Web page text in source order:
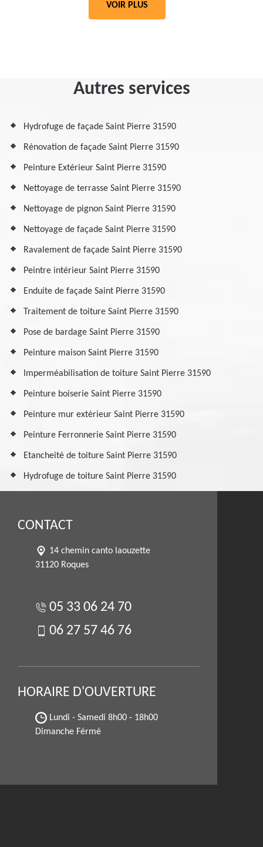
VOIR PLUS
Autres services
Hydrofuge de façade Saint Pierre 31590
Rénovation de façade Saint Pierre 31590
Peinture Extérieur Saint Pierre 31590
Nettoyage de terrasse Saint Pierre 31590
Nettoyage de pignon Saint Pierre 31590
Nettoyage de façade Saint Pierre 31590
Ravalement de façade Saint Pierre 31590
Peintre intérieur Saint Pierre 31590
Enduite de façade Saint Pierre 31590
Traitement de toiture Saint Pierre 31590
Pose de bardage Saint Pierre 31590
Peinture maison Saint Pierre 31590
Imperméabilisation de toiture Saint Pierre 31590
Peinture boiserie Saint Pierre 31590
Peinture mur extérieur Saint Pierre 31590
Peinture Ferronnerie Saint Pierre 31590
Etancheité de toiture Saint Pierre 31590
Hydrofuge de toiture Saint Pierre 31590
CONTACT
14 chemin canto laouzette
31120 Roques
05 33 06 24 70
06 27 57 46 76
HORAIRE D'OUVERTURE
Lundi - Samedi 8h00 - 18h00
Dimanche Férmé